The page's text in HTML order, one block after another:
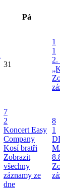
Pá
31
1
1
2.
7
2
Koncert Easy
Company
Kosí bratři
Zobrazit
všechny
záznamy ze
dne
8
1